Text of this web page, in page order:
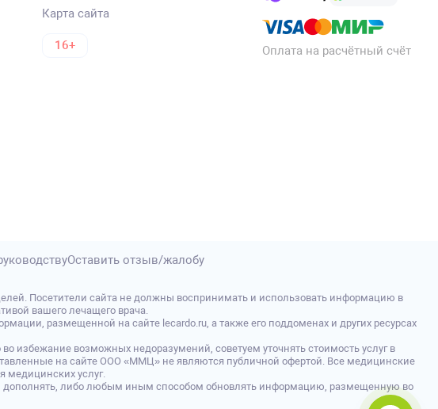
Карта сайта
16+ Оплата на расчётный счёт
Оставить отзыв/жалобу
Посетители сайта не должны воспринимать и использовать информацию в
вашего лечащего врача.
размещенной на сайте lecardo.ru, а также его поддоменах и других ресурсах
возможных недоразумений, советуем уточнять стоимость услуг в
на сайте ООО «ММЦ» не являются публичной офертой. Все медицинские
медицинских услуг.
дополнять, либо любым иным способом обновлять информацию, размещенную во